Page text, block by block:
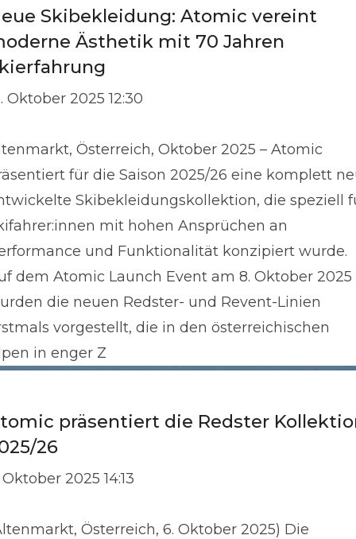
Skibekleidung: Atomic vereint
Ästhetik mit 70 Jahren
Oktober 2025 12:30
Österreich, Oktober 2025 – Atomic
für die Saison 2025/26 eine komplett
Skibekleidungskollektion, die speziell
mit hohen Ansprüchen an
und Funktionalität konzipiert wurde.
dem Atomic Launch Event am 8. Oktober 2025
die neuen Redster- und Revent-Linien
vorgestellt, die in den österreichischen
in enger Z
präsentiert die Redster
26
Oktober 2025 14:13
Österreich, 6. Oktober 2025) Die